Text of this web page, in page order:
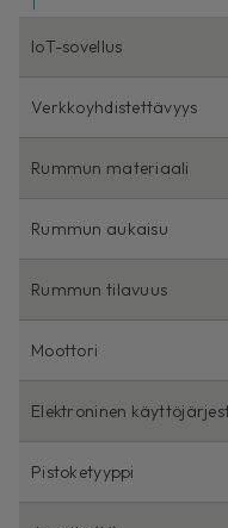
IoT-sovellus
Verkkoyhdistettävyys
Rummun materiaali
Rummun aukaisu
Rummun tilavuus
Moottori
Elektroninen
Pistoketyyppi